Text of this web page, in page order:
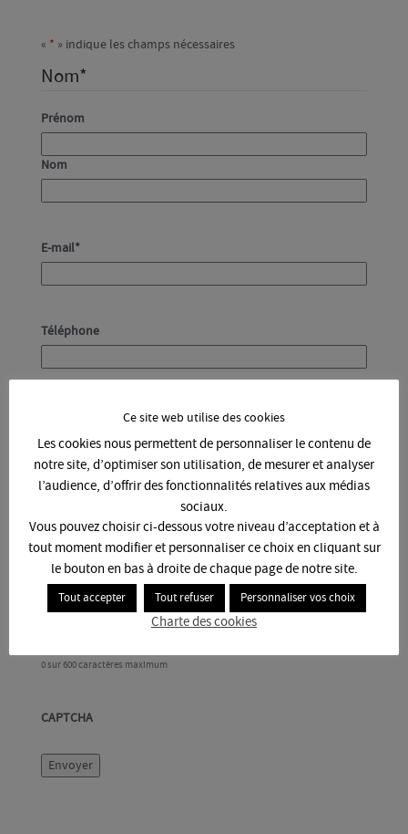
« * » indique les champs nécessaires
Nom*
Prénom
Nom
E-mail*
Téléphone
*
Faites-nous savoir ce que vous pensez. Vous avez une
question à nous poser ? Posez-la.
0 sur 600 caractères maximum
CAPTCHA
Ce site web utilise des cookies
Les cookies nous permettent de personnaliser le contenu de
notre site, d’optimiser son utilisation, de mesurer et analyser
l’audience, d’offrir des fonctionnalités relatives aux médias
sociaux.
Vous pouvez choisir ci-dessous votre niveau d’acceptation et à
tout moment modifier et personnaliser ce choix en cliquant sur
le bouton en bas à droite de chaque page de notre site.
Tout accepter Tout refuser Personnaliser vos choix
Charte des cookies